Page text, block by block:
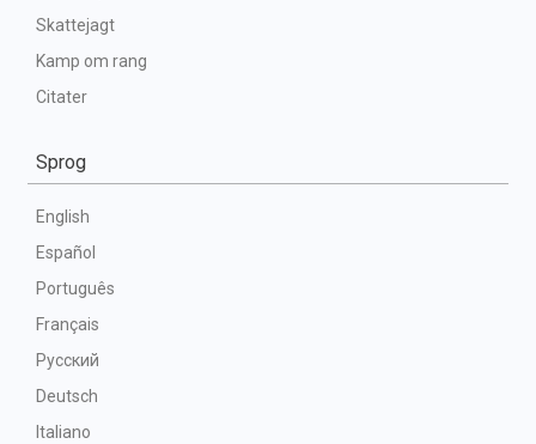
Skattejagt
Kamp om rang
Citater
Sprog
English
Español
Português
Français
Русский
Deutsch
Italiano